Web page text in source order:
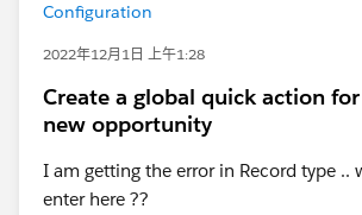
Configuration
2022年12月1日 上午1:28
Create a global quick action
new opportunity
I am getting the error in Record type ..
enter here ??